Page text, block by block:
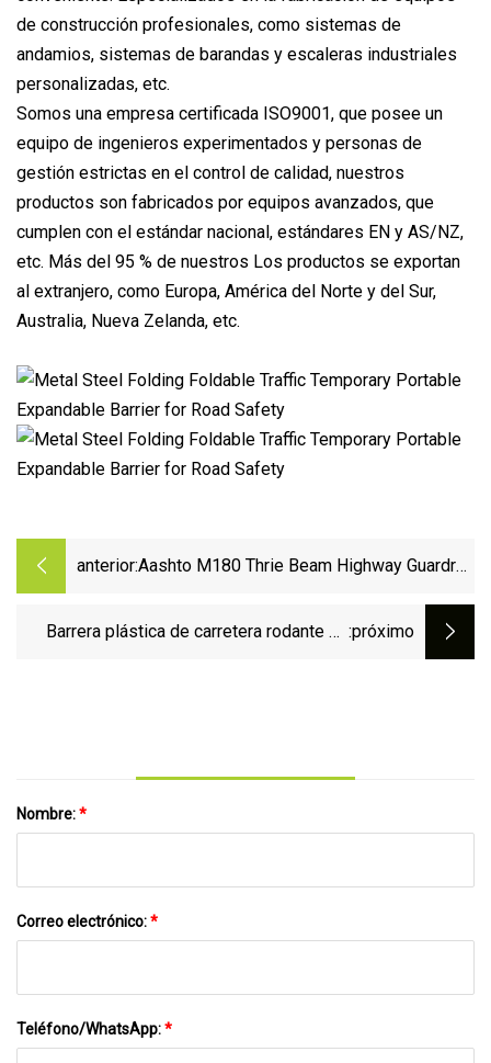
de construcción profesionales, como sistemas de
andamios, sistemas de barandas y escaleras industriales
personalizadas, etc.
Somos una empresa certificada ISO9001, que posee un
equipo de ingenieros experimentados y personas de
gestión estrictas en el control de calidad, nuestros
productos son fabricados por equipos avanzados, que
cumplen con el estándar nacional, estándares EN y AS/NZ,
etc. Más del 95 % de nuestros Los productos se exportan
al extranjero, como Europa, América del Norte y del Sur,
Australia, Nueva Zelanda, etc.
anterior:Aashto M180 Thrie Beam Highway Guardrail
Barrera plástica de carretera rodante de :próximo
Nombre:*
Correo electrónico:*
Teléfono/WhatsApp:*